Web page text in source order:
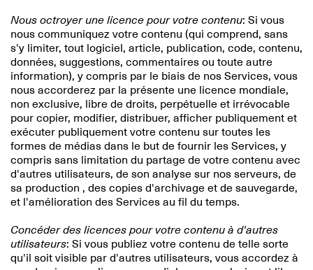
Nous octroyer une licence pour votre contenu: Si vous
nous communiquez votre contenu (qui comprend, sans
s'y limiter, tout logiciel, article, publication, code, contenu,
données, suggestions, commentaires ou toute autre
information), y compris par le biais de nos Services, vous
nous accorderez par la présente une licence mondiale,
non exclusive, libre de droits, perpétuelle et irrévocable
pour copier, modifier, distribuer, afficher publiquement et
exécuter publiquement votre contenu sur toutes les
formes de médias dans le but de fournir les Services, y
compris sans limitation du partage de votre contenu avec
d'autres utilisateurs, de son analyse sur nos serveurs, de
sa production , des copies d'archivage et de sauvegarde,
et l'amélioration des Services au fil du temps.
Concéder des licences pour votre contenu à d'autres
utilisateurs: Si vous publiez votre contenu de telle sorte
qu'il soit visible par d'autres utilisateurs, vous accordez à